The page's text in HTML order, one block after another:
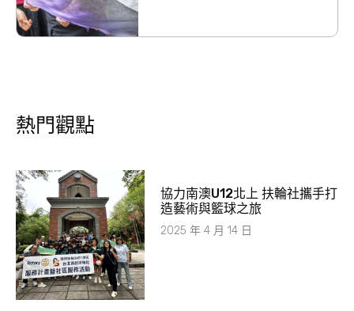
熱門觀點
協力南澳U12北上 扶輪社攜手打
造藝術與籃球之旅
2025 年 4 月 14 日